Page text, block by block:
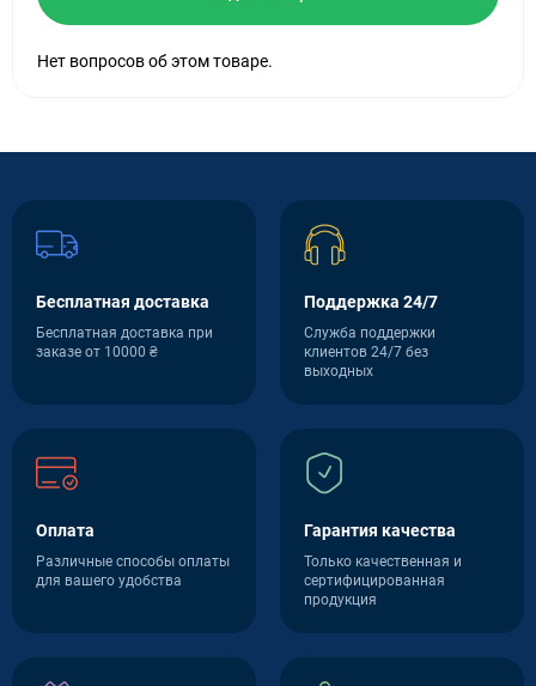
Нет вопросов об этом товаре.
Бесплатная доставка
Бесплатная доставка при
заказе от 10000 ₴
Поддержка 24/7
Служба поддержки
клиентов 24/7 без
выходных
Оплата
Различные способы оплаты
для вашего удобства
Гарантия качества
Только качественная и
сертифицированная
продукция